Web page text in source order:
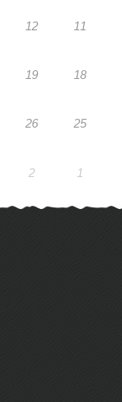
11
12
18
19
25
26
1
2